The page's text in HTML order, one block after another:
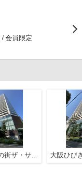
会員限定
大阪ひびきの街ザ・サンクタスタワー